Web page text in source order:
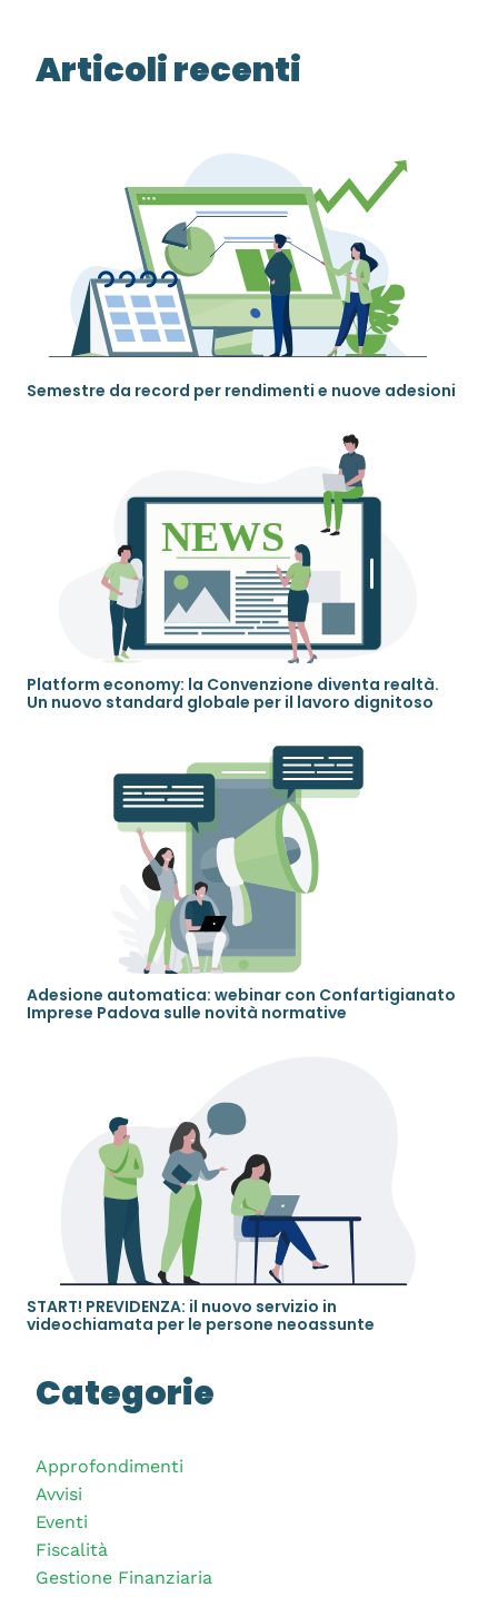
Articoli recenti
Semestre da record per rendimenti e nuove adesioni
Platform economy: la Convenzione diventa realtà.
Un nuovo standard globale per il lavoro dignitoso
Adesione automatica: webinar con Confartigianato
Imprese Padova sulle novità normative
START! PREVIDENZA: il nuovo servizio in
videochiamata per le persone neoassunte
Categorie
Approfondimenti
Avvisi
Eventi
Fiscalità
Gestione Finanziaria